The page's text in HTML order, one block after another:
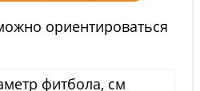
ориентироваться
фитбола, см